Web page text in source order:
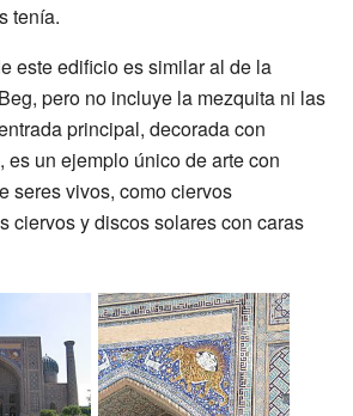
tenía.
este edificio es similar al de la
pero no incluye la mezquita ni las
principal, decorada con
es un ejemplo único de arte con
seres vivos, como ciervos
ciervos y discos solares con caras